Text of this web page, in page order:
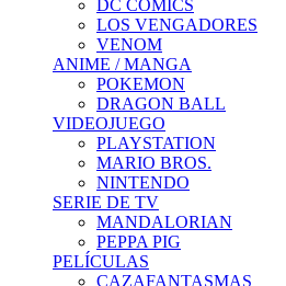
DC COMICS
LOS VENGADORES
VENOM
ANIME / MANGA
POKEMON
DRAGON BALL
VIDEOJUEGO
PLAYSTATION
MARIO BROS.
NINTENDO
SERIE DE TV
MANDALORIAN
PEPPA PIG
PELÍCULAS
CAZAFANTASMAS